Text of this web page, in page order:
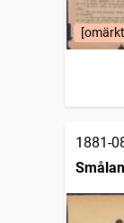
1881-